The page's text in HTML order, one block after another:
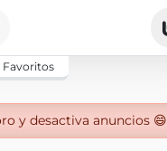
Favoritos
y desactiva anuncios 😄